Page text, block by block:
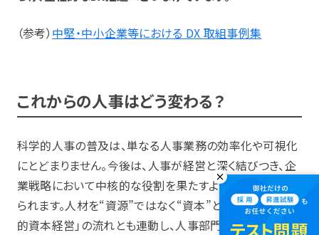
（参考） 中堅・中小企業等における DX 取組事例集
これからの人事はどう変わる？
科学的人事の普及は、単なる人事業務の効率化や可視化
にとどまりません。今後は、人事が経営と深く結びつき、企
業戦略において中核的な役割を果たすようになると考え
られます。人材を“資源”ではなく“資本”として捉える「人
的資本経営」の流れとも連動し、人事部門にはより高度な